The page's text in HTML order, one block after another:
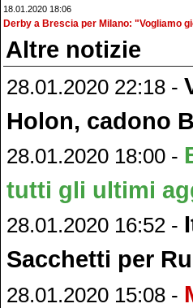
18.01.2020 18:06
Derby a Brescia per Milano: "Vogliamo
Altre notizie
28.01.2020 22:18 -
Holon, cadono
28.01.2020 18:00 -
tutti gli ultimi
28.01.2020 16:52 -
Sacchetti per
28.01.2020 15:08 -